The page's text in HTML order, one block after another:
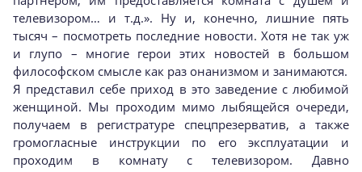
телевизором… и т.д.». Ну и, конечно, лишние пять
тысяч – посмотреть последние новости. Хотя не так уж
и глупо – многие герои этих новостей в большом
философском смысле как раз онанизмом и занимаются.
Я представил себе приход в это заведение с любимой
женщиной. Мы проходим мимо лыбящейся очереди,
получаем в регистратуре спецпрезерватив, а также
громогласные инструкции по его эксплуатации и
проходим в комнату с телевизором. Давно